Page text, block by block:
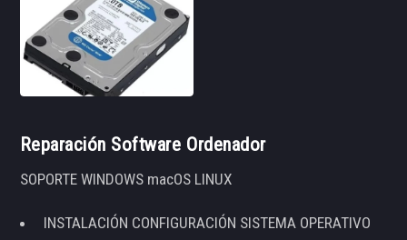
Reparación Software Ordenador
SOPORTE WINDOWS macOS LINUX
INSTALACIÓN CONFIGURACIÓN SISTEMA OPERATIVO